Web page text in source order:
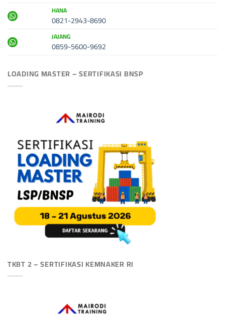
HANA
0821-2943-8690
JAJANG
0859-5600-9692
LOADING MASTER – SERTIFIKASI BNSP
TKBT 2 – SERTIFIKASI KEMNAKER RI